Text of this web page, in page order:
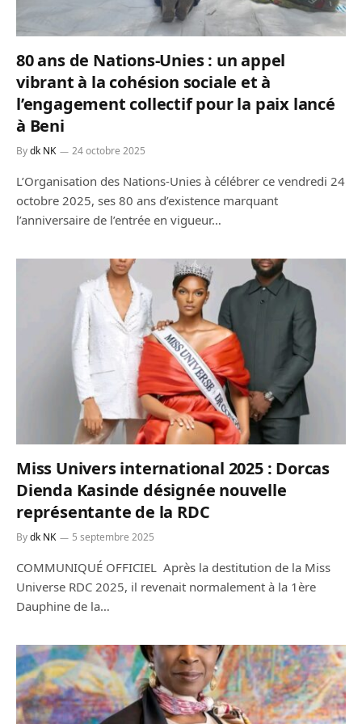
80 ans de Nations-Unies : un appel
vibrant à la cohésion sociale et à
l’engagement collectif pour la paix lancé
à Beni
Bydk NK 24 octobre 2025
L’Organisation des Nations-Unies à célébrer ce vendredi 24
octobre 2025, ses 80 ans d’existence marquant
l’anniversaire de l’entrée en vigueur…
Miss Univers international 2025 : Dorcas
Dienda Kasinde désignée nouvelle
représentante de la RDC
Bydk NK 5 septembre 2025
COMMUNIQUÉ OFFICIEL Après la destitution de la Miss
Universe RDC 2025, il revenait normalement à la 1ère
Dauphine de la…